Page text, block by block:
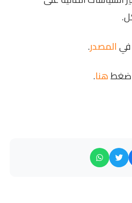
فيالمصدر.
هنا.